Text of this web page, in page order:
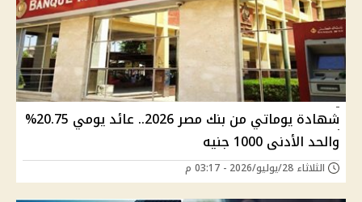
شهادة يوماتي من بنك مصر 2026.. عائد يومي 20.75%
والحد الأدنى 1000 جنيه
الثلاثاء 28/يوليو/2026 - 03:17 م